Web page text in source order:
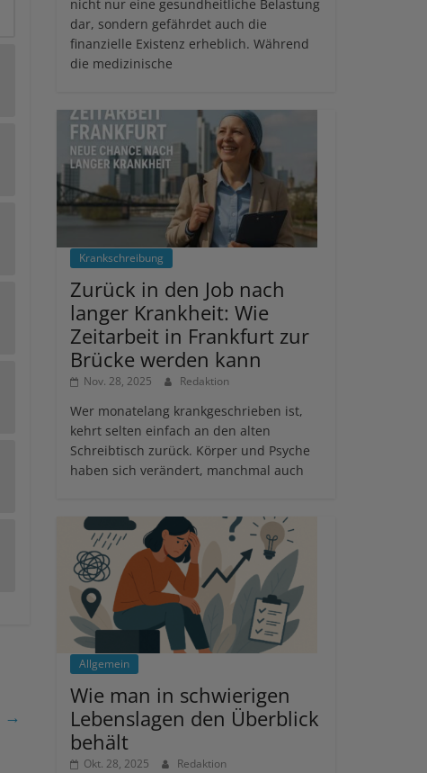
→
nicht nur eine gesundheitliche Belastung
dar, sondern gefährdet auch die
finanzielle Existenz erheblich. Während
die medizinische
Krankschreibung
Zurück in den Job nach
langer Krankheit: Wie
Zeitarbeit in Frankfurt zur
Brücke werden kann
Nov. 28, 2025 Redaktion
Wer monatelang krankgeschrieben ist,
kehrt selten einfach an den alten
Schreibtisch zurück. Körper und Psyche
haben sich verändert, manchmal auch
Allgemein
Wie man in schwierigen
Lebenslagen den Überblick
behält
Okt. 28, 2025 Redaktion